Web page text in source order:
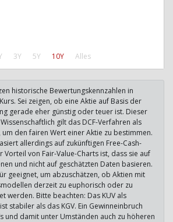
3Y 5Y 10Y Alles
historische Bewertungskennzahlen in
Sei zeigen, ob eine Aktie auf Basis der
gerade eher günstig oder teuer ist. Dieser
gilt das DCF-Verfahren als
den fairen Wert einer Aktie zu bestimmen.
allerdings auf zukünftigen Free-Cash-
Vorteil von Fair-Value-Charts ist, dass sie auf
und nicht auf geschätzten Daten basieren.
geeignet, um abzuschätzen, ob Aktien mit
derzeit zu euphorisch oder zu
werden. Bitte beachten: Das KUV als
stabiler als das KGV. Ein Gewinneinbruch
und damit unter Umständen auch zu höheren